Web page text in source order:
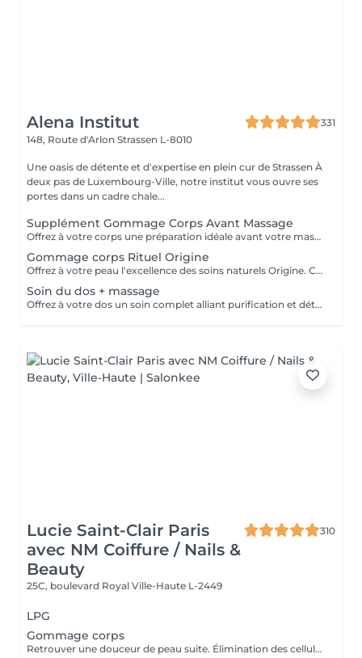
Alena Institut
331
148, Route d'Arlon Strassen L-8010
Une oasis de détente et d'expertise en plein cur de Strassen À
deux pas de Luxembourg-Ville, notre institut vous ouvre ses
portes dans un cadre chale...
Supplément Gommage Corps Avant Massage
Offrez à votre corps une préparation idéale avant votre massage grâce à notre gommage corps exfoliant. Ce soin permet d'éliminer en douceur les cellules mortes, d'affiner le grain de peau et de stimuler la circulation, afin de maximiser les bienfaits du massage. La peau est plus lisse, plus douce et absorbe mieux les huiles et actifs utilisés pendant le massage.
Gommage corps Rituel Origine
Offrez à votre peau l'excellence des soins naturels Origine. Ce gommage exfolie délicatement grâce à des textures raffinées et des ingrédients sélectionnés pour leur pureté. Il lisse le grain de peau, réveille l'éclat naturel et enveloppe le corps d'un parfum subtil et sensoriel. Un rituel d'exception qui laisse la peau incroyablement douce, soyeuse et lumineuse, prête à recevoir tous les bienfaits des soins suivants.
Soin du dos + massage
Offrez à votre dos un soin complet alliant purification et détente profonde. Ce rituel associe un nettoyage expert, une exfoliation raffinée et des manuvres relaxantes pour libérer les tensions. La peau est purifiée, douce et lumineuse, tandis que le corps retrouve une sensation de confort absolu. Un moment précieux qui allie efficacité et bien-être.
Lucie Saint-Clair Paris
avec NM Coiffure / Nails &
Beauty
310
25C, boulevard Royal Ville-Haute L-2449
LPG
Gommage corps
Retrouver une douceur de peau suite. Élimination des cellules mortes présentes à la surface de la peau stimulant ainsi le renouvellement cellulaire naturel.